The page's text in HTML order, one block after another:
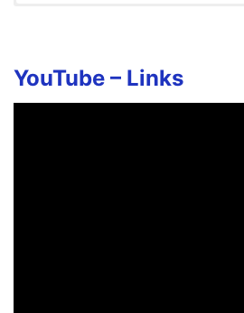
Samikitta cholli vachu
Sernthathintha chella kiliyae
YouTube – Links